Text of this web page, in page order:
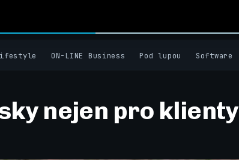
ON-LINE Business Pod lupou Software
nejen pro klienty